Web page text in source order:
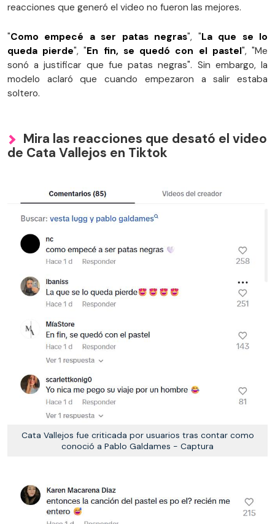
reacciones que generó el video no fueron las mejores.
"Como empecé a ser patas negras", "La que se lo
queda pierde", "En fin, se quedó con el pastel", "Me
sonó a justificar que fue patas negras". Sin embargo, la
modelo aclaró que cuando empezaron a salir estaba
soltero.
Mira las reacciones que desató el video
de Cata Vallejos en Tiktok
Cata Vallejos fue criticada por usuarios tras contar como
conoció a Pablo Galdames - Captura